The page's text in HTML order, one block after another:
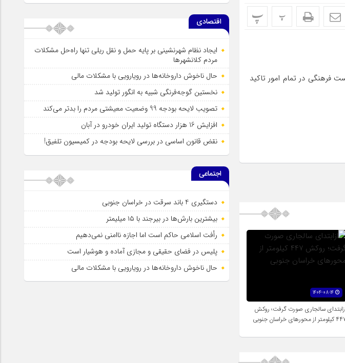
پ پ
فرهنگی در تمام امور تاکید
1404-08-14
سالجاری صورت گرفت؛ روکش
از محورهای خراسان جنوبی
اقتصادی
ایجاد نظام شهرنشینی بر پایه حمل و نقل ریلی تنها راه‌حل مشکلات
مردم کلانشهرها
حال ناخوش داروخانه‌ها در رویارویی با مشکلات مالی
نخستین گوجه‌فرنگی شبیه به انگور تولید شد
تصویب لایحه بودجه 99 وضعیت معیشتی مردم را بدتر می‌کند
افزایش 16 هزار دستگاه تولید ایران خودرو در آبان
نقض قانون اساسی در بررسی لایحه بودجه در کمیسیون تلفیق!
اجتماعی
دستگیری 4 باند سرقت در خراسان جنوبی
بیشترین بارش‌ها در بیرجند با ۱۵ میلیمتر
رأفت اسلامی حاکم است اما اجازه ناامنی نمی‌دهیم
پلیس در فضای حقیقی و مجازی آماده و هوشیار است
حال ناخوش داروخانه‌ها در رویارویی با مشکلات مالی